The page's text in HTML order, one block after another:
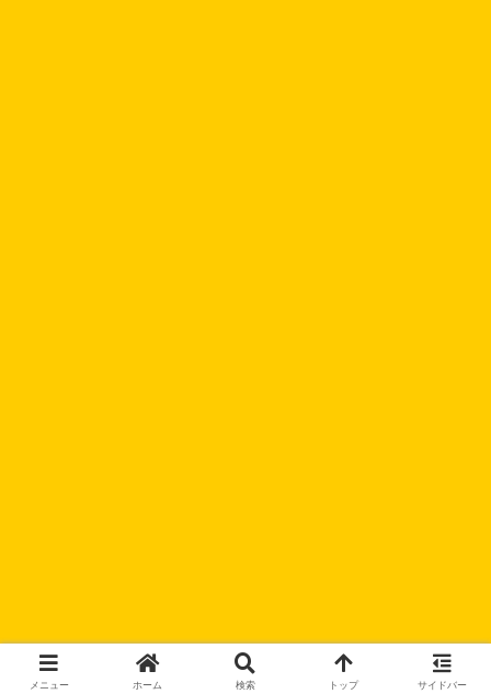
メニュー ホーム 検索 トップ サイドバー